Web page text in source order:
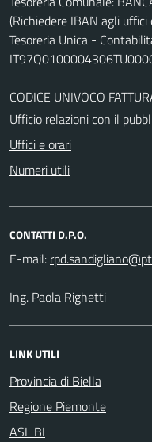
(Richiedere IBAN agli uffici
Tesoreria Unica -
CODICE UNIVOCO
Ufficio relazioni con il
Uffici e orari
Numeri utili
CONTATTI D.P.O.
E-mail:
Ing. Paola Righetti
LINK UTILI
Provincia di Biella
Regione Piemonte
ASL BI